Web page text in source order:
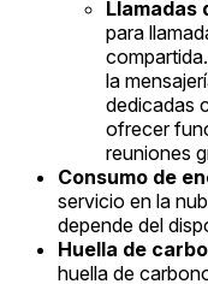
Llamadas
para
la
dedicadas
ofrecer
reuniones
Consumo de
servicio en la
depende del
Huella de
huella de